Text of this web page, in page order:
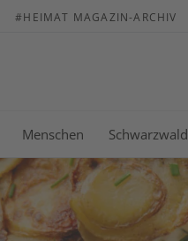
#HEIMAT MAGAZIN-ARCHIV
Menschen Schwarzwald